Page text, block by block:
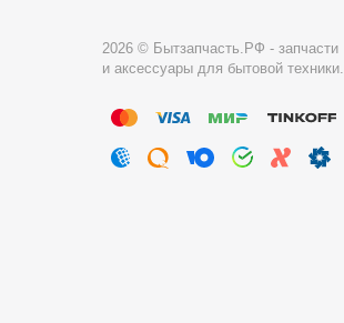
2026 © Бытзапчасть.РФ - запчасти
и аксессуары для бытовой техники.